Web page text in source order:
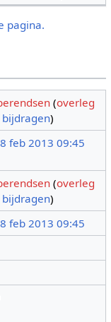
pagina.
(overleg
bijdragen)
feb 2013 09:45
(overleg
bijdragen)
feb 2013 09:45